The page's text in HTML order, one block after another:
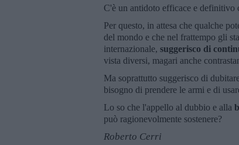
C'è un antidoto efficace e definitivo
Per questo, in attesa che qualche
del mondo e che nel frattempo gli
internazionale, suggerisco di
vista diversi, magari anche
Ma soprattutto suggerisco di
bisogno di prendere le armi e di
Lo so che l'appello al dubbio e alla
può ragionevolmente sostenere?
Roberto Cerri